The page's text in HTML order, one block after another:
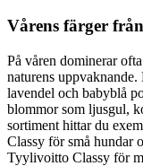
Vårens färger
På våren dominerar
naturens
lavendel och babyblå
blommor som ljusgul,
sortiment hittar du
Classy för små hundar
Tyylivoitto Classy för